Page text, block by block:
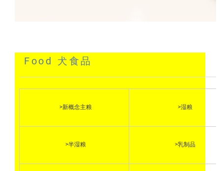
Food 犬食品
>新概念主粮
>半湿粮
>湿粮
>乳制品